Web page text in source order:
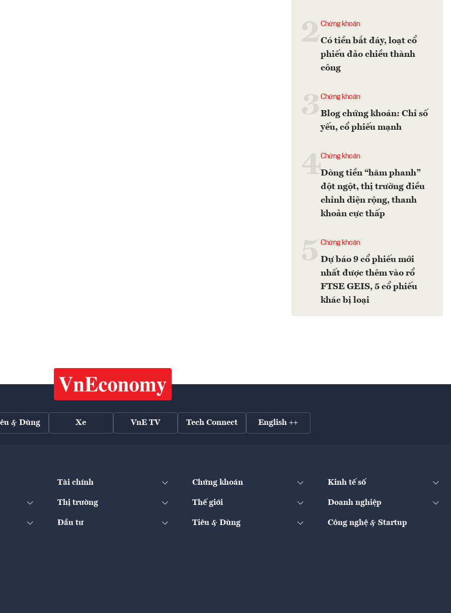
2Chứng khoán
Có tiền bắt đáy, loạt cổ
phiếu đảo chiều thành
công
Chứng khoán
Blog chứng khoán: Chỉ số
yếu, cổ phiếu mạnh
4Chứng khoán
Dòng tiền “hãm phanh”
đột ngột, thị trường điều
chỉnh diện rộng, thanh
khoản cực thấp
Chứng khoán
Dự báo 9 cổ phiếu mới
nhất được thêm vào rổ
FTSE GEIS, 5 cổ phiếu
khác bị loại
& Dùng Xe VnE TV Tech Connect English ++
Tài chính Chứng khoán Kinh tế số
Thị trường Thế giới Doanh nghiệp
Đầu tư Tiêu & Dùng Công nghệ & Startup